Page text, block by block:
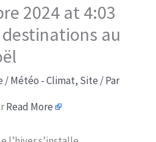
2024 at 4:03
destinations au
/Météo - Climat, Site/ Par
Read More